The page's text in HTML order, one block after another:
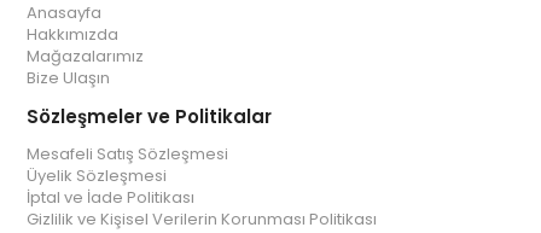
Anasayfa
Hakkımızda
Mağazalarımız
Bize Ulaşın
Sözleşmeler ve Politikalar
Mesafeli Satış Sözleşmesi
Üyelik Sözleşmesi
İptal ve İade Politikası
Gizlilik ve Kişisel Verilerin Korunması Politikası